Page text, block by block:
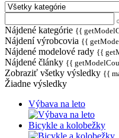
Nájdené kategórie {{
Nájdení výrobcovia {{
Nájdené modelové rady {{
Nájdené články {{
Zobraziť všetky výsledky {{
Žiadne výsledky
Výbava na leto
Bicykle a kolobežky